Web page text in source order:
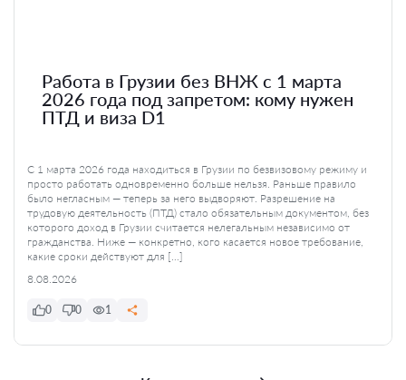
Работа в Грузии без ВНЖ с 1 марта
2026 года под запретом: кому нужен
ПТД и виза D1
С 1 марта 2026 года находиться в Грузии по безвизовому режиму и
просто работать одновременно больше нельзя. Раньше правило
было негласным — теперь за него выдворяют. Разрешение на
трудовую деятельность (ПТД) стало обязательным документом, без
которого доход в Грузии считается нелегальным независимо от
гражданства. Ниже — конкретно, кого касается новое требование,
какие сроки действуют для […]
8.08.2026
0 0 1